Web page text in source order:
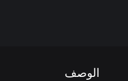
الوصف